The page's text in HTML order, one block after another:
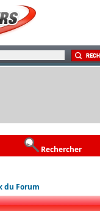
Rechercher
du Forum